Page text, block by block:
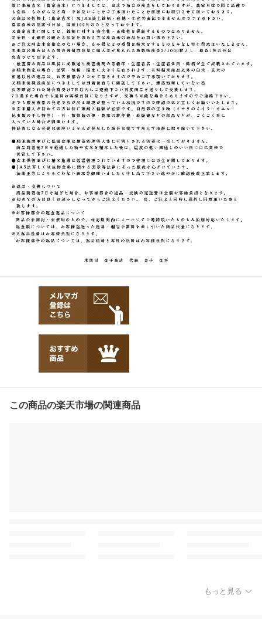
この商品の楽天市場の関連商品
もっと見る